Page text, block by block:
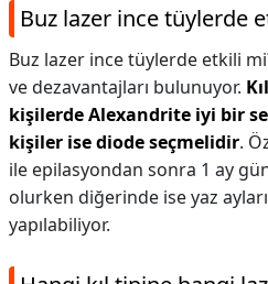
Buz lazer ince tüylerde
Buz lazer ince tüylerde etkili
ve dezavantajları bulunuyor.
kişilerde Alexandrite iyi bir
kişiler ise diode seçmelidir.
ile epilasyondan sonra 1 ay
olurken diğerinde ise yaz
yapılabiliyor.